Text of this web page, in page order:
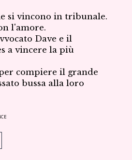
si vincono in tribunale.
l'amore.
Dave e il
a vincere la più
compiere il grande
bussa alla loro